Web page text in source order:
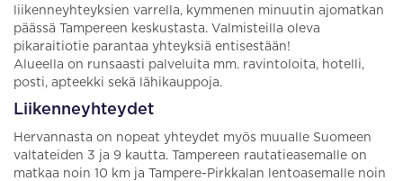
liikenneyhteyksien varrella, kymmenen minuutin ajomatkan
päässä Tampereen keskustasta. Valmisteilla oleva
pikaraitiotie parantaa yhteyksiä entisestään!
Alueella on runsaasti palveluita mm. ravintoloita, hotelli,
posti, apteekki sekä lähikauppoja.
Liikenneyhteydet
Hervannasta on nopeat yhteydet myös muualle Suomeen
valtateiden 3 ja 9 kautta. Tampereen rautatieasemalle on
matkaa noin 10 km ja Tampere-Pirkkalan lentoasemalle noin